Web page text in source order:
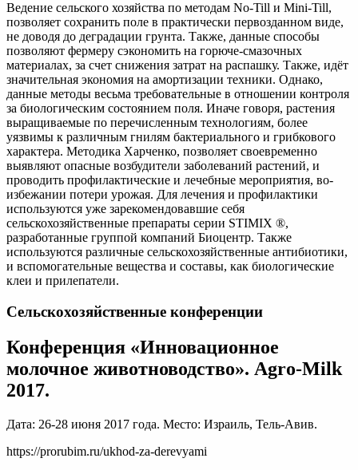
Ведение сельского хозяйства по методам No-Till и Mini-Till,
позволяет сохранить поле в практически первозданном виде,
не доводя до деградации грунта. Также, данные способы
позволяют фермеру сэкономить на горюче-смазочных
материалах, за счет снижения затрат на распашку. Также, идёт
значительная экономия на амортизации техники. Однако,
данные методы весьма требовательные в отношении контроля
за биологическим состоянием поля. Иначе говоря, растения
выращиваемые по перечисленным технологиям, более
уязвимы к различным гнилям бактериального и грибкового
характера. Методика Харченко, позволяет своевременно
выявляют опасные возбудители заболеваний растений, и
проводить профилактические и лечебные мероприятия, во-
избежании потери урожая. Для лечения и профилактики
используются уже зарекомендовавшие себя
сельскохозяйственные препараты серии STIMIX ®,
разработанные группой компаний Биоцентр. Также
используются различные сельскохозяйственные антибиотики,
и вспомогательные вещества и составы, как биологические
клеи и прилепатели.
Сельскохозяйственные конференции
Конференция «Инновационное
молочное животноводство». Agro-Milk
2017.
Дата: 26-28 июня 2017 года. Место: Израиль, Тель-Авив.
https://prorubim.ru/ukhod-za-derevyami